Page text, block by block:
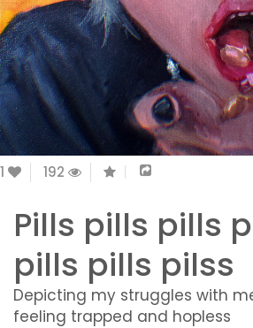
1 192
Pills pills pills
pills pills pilss
Depicting my struggles with
feeling trapped and hopless